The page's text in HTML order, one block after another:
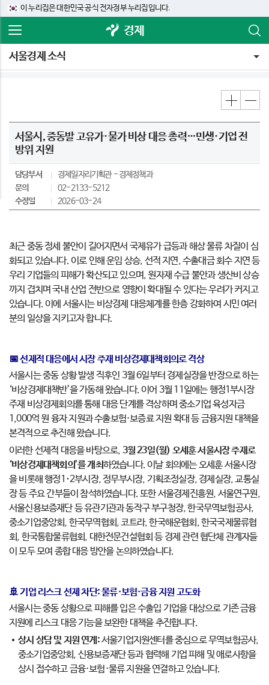
이 누리집은 대한민국 공식 전자정부 누리집입니다.
경제
서울경제 소식
서울시, 중동발 고유가·물가 비상 대응 총력…민생·기업 전
방위 지원
담당부서 경제일자리기획관
경제정책과
문의
02-2133-5212
수정일
2026-03-24
최근 중동 정세 불안이 길어지면서 국제유가 급등과 해상 물류 차질이 심
화되고 있습니다. 이로 인해 운임 상승, 선적 지연, 수출대금 회수 지연 등
우리 기업들의 피해가 확산되고 있으며, 원자재 수급 불안과 생산비 상승
까지 겹치며 국내 산업 전반으로 영향이 확대될 수 있다는 우려가 커지고
있습니다. 이에 서울시는 비상경제 대응체계를 한층 강화하여 시민 여러
분의 일상을 지키고자 합니다.
📅 선제적 대응에서 시장 주재 비상경제대책회의로 격상
서울시는 중동 상황 발생 직후인 3월 6일부터 경제실장을 반장으로 하는
‘비상경제대책반’을 가동해 왔습니다. 이어 3월 11일에는 행정1부시장
주재 비상경제회의를 통해 대응 단계를 격상하며 중소기업 육성자금
1,000억 원 융자 지원과 수출보험·보증료 지원 확대 등 금융지원 대책을
본격적으로 추진해 왔습니다.
이러한 선제적 대응을 바탕으로, 3월 23일(월) 오세훈 서울시장 주재로
‘비상경제대책회의’를 개최하였습니다. 이날 회의에는 오세훈 서울시장
을 비롯해 행정1･2부시장, 정무부시장, 기획조정실장, 경제실장, 교통실
장 등 주요 간부들이 참석하였습니다. 또한 서울경제진흥원, 서울연구원,
서울신용보증재단 등 유관기관과 동작구 부구청장, 한국무역보험공사,
중소기업중앙회, 한국무역협회, 코트라, 한국해운협회, 한국국제물류협
회, 한국통합물류협회, 대한전문건설협회 등 경제 관련 협단체 관계자들
이 모두 모여 종합 대응 방안을 논의하였습니다.
🚢 기업 리스크 선제 차단: 물류·보험·금융 지원 고도화
서울시는 중동 상황으로 피해를 입은 수출입 기업을 대상으로 기존 금융
지원에 리스크 대응 기능을 보완한 대책을 추진합니다.
상시 상담 및 지원 연계:서울기업지원센터를 중심으로 무역보험공사,
중소기업중앙회, 신용보증재단 등과 협력해 기업 피해 및 애로사항을
상시 접수하고 금융·보험·물류 지원을 연결하고 있습니다.